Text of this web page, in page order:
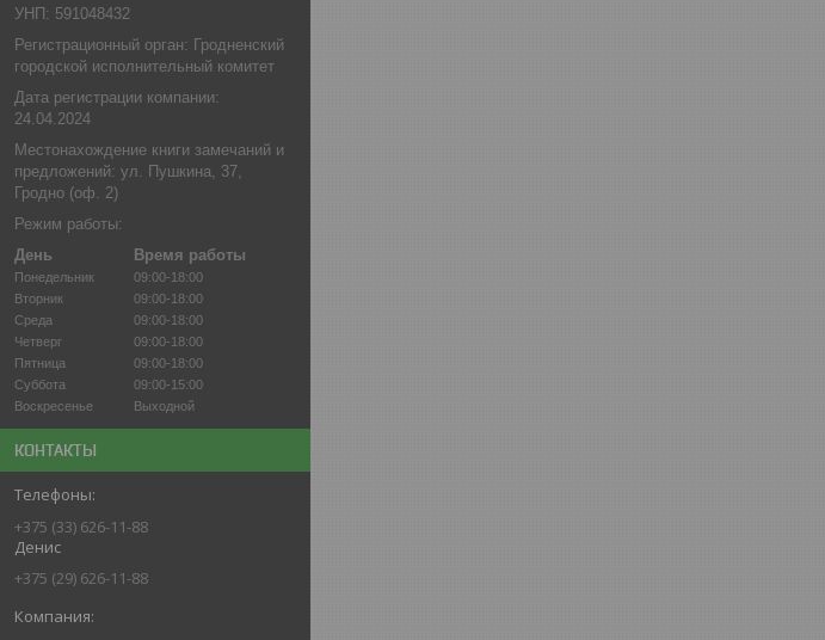
УНП: 591048432
Регистрационный орган: Гродненский
городской исполнительный комитет
Дата регистрации компании:
24.04.2024
Местонахождение книги замечаний и
предложений: ул. Пушкина, 37,
Гродно (оф. 2)
Режим работы:
День
Время работы
Понедельник
09:00-18:00
Вторник
09:00-18:00
Среда
09:00-18:00
Четверг
09:00-18:00
Пятница
09:00-18:00
Суббота
09:00-15:00
Воскресенье
Выходной
КОНТАКТЫ
+375 (33) 626-11-88
Денис
+375 (29) 626-11-88